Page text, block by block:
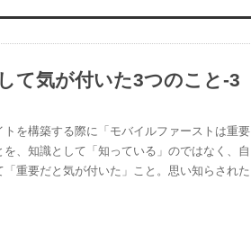
て気が付いた3つのこと-3
トを構築する際に「モバイルファーストは重要
を、知識として「知っている」のではなく、自
「重要だと気が付いた」こと。思い知らされた